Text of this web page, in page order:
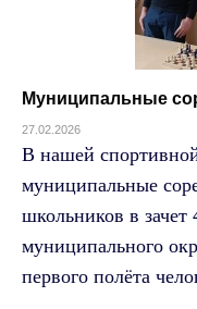
Муниципальные
27.02.2026
В нашей
муниципальные
школьников в зачет
муниципального
первого полёта